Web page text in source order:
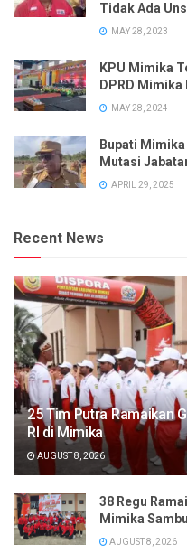
Tidak Ada
MAY 28, 2023
KPU Mimika
DPRD
MAY 28, 2024
Bupati
Mutasi
APRIL 29, 2025
Recent News
25 Tim Putra Ramaikan
RI di Mimika
AUGUST 8, 2026
38 Regu
Mimika
AUGUST 8, 2026